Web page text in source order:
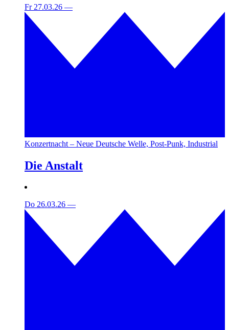
Fr 27.03.26 —
Konzertnacht – Neue Deutsche Welle, Post-Punk, Industrial
Die Anstalt
Do 26.03.26 —